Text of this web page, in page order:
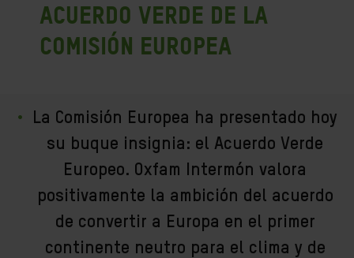
Acuerdo Verde de la
Comisión Europea
La Comisión Europea ha presentado hoy
su buque insignia: el Acuerdo Verde
Europeo. Oxfam Intermón valora
positivamente la ambición del acuerdo
de convertir a Europa en el primer
continente neutro para el clima y de